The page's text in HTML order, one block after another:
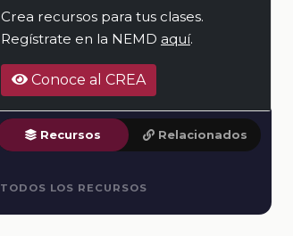
Crea recursos para tus clases.
Regístrate en la NEMD aquí.
Conoce al CREA
Recursos Relacionados
TODOS LOS RECURSOS